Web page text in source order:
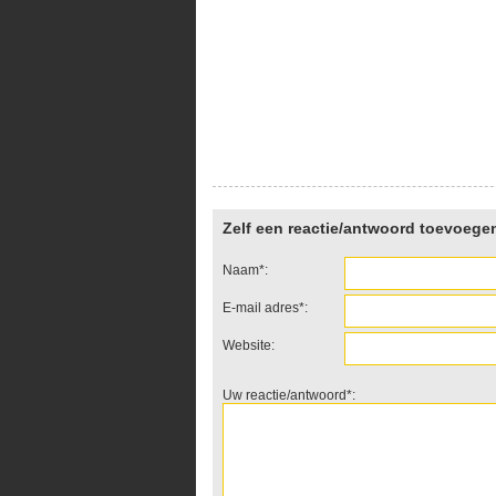
Zelf een reactie/antwoord
Naam*:
E-mail adres*:
Website:
Uw reactie/antwoord*: